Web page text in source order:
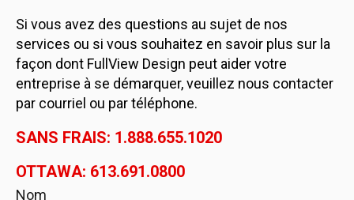
Si vous avez des questions au sujet de nos
services ou si vous souhaitez en savoir plus sur la
façon dont FullView Design peut aider votre
entreprise à se démarquer, veuillez nous contacter
par courriel ou par téléphone.
SANS FRAIS: 1.888.655.1020
OTTAWA: 613.691.0800